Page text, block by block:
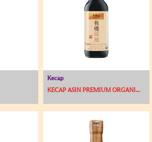
Kecap
KECAP ASIN PREMIUM ORGANI...